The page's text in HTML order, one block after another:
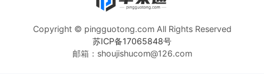
Copyright © pingguotong.com All Rights Reserved
苏ICP备17065848号
邮箱：shoujishucom@126.com